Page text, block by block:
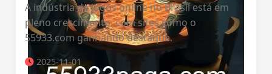
A indústria de jogos online no Brasil está em
pleno crescimento, com sites como o
55933.com ganhando destaque.
2025-11-01